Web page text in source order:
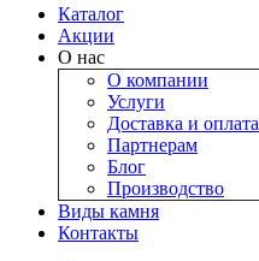
Каталог
Акции
О нас
О компании
Услуги
Доставка и оплата
Партнерам
Блог
Производство
Виды камня
Контакты